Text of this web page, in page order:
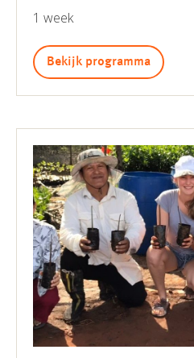
1 week
Bekijk programma